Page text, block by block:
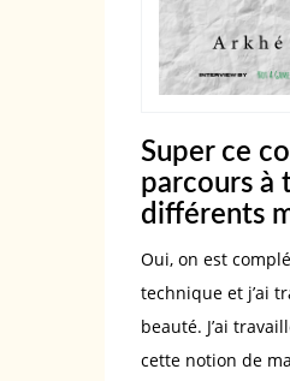
Super ce
parcours à
différents
Oui, on est
technique et j’ai
beauté. J’ai
cette notion de